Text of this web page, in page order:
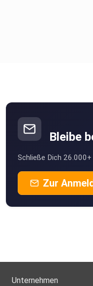
Bleibe
Schließe Dich
Zur
Unternehmen